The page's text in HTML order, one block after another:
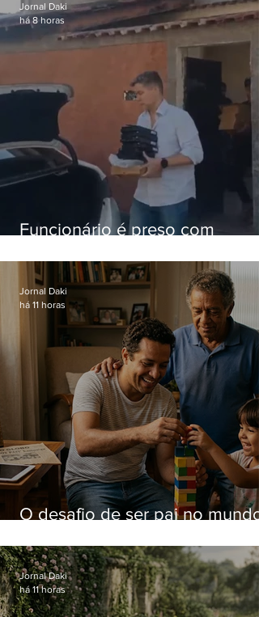
Funcionário é preso com
Hospital do Andaraí
Jornal Daki
há 8 horas
O desafio de ser pai no mundo
Jornal Daki
há 11 horas
Jornal Daki
há 11 horas